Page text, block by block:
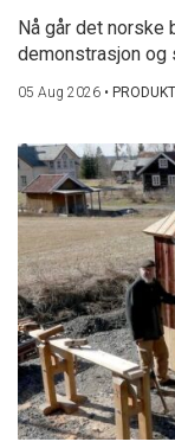
Nå går det
demonstrasjon og
05 Aug 2026 •